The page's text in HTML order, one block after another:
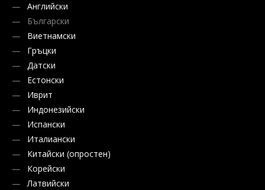
Английски
Български
Виетнамски
Гръцки
Датски
Естонски
Иврит
Индонезийски
Испански
Италиански
Китайски (опростен)
Корейски
Латвийски